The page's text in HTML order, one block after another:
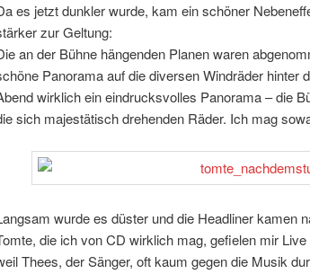
es jetzt dunkler wurde, kam ein schöner
zur Geltung:
an der Bühne hängenden Planen waren
Panorama auf die diversen Windräder hinter
wirklich ein eindrucksvolles Panorama – die
sich majestätisch drehenden Räder. Ich mag
wurde es düster und die Headliner kamen
die ich von CD wirklich mag, gefielen mir
Thees, der Sänger, oft kaum gegen die Musik